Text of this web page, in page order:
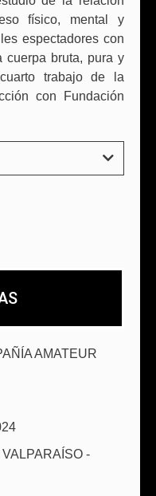
físico, mental y
espectadores con
cuerpa bruta, pura y
trabajo de la
con Fundación
AMATEUR
-